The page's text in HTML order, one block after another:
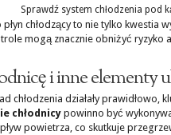
Sprawdź system chłodzenia pod
chłodzący to nie tylko kwestia
mogą znacznie obniżyć ryzyko
i inne elementy
chłodzenia działały
chłodnicy powinno być
powietrza, co skutkuje